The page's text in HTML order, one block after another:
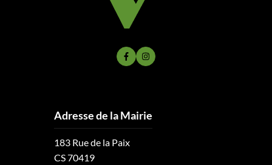
Lien vers le compte Facebook
Lien vers le compte Instagram
Adresse de la Mairie
183 Rue de la Paix
CS 70419